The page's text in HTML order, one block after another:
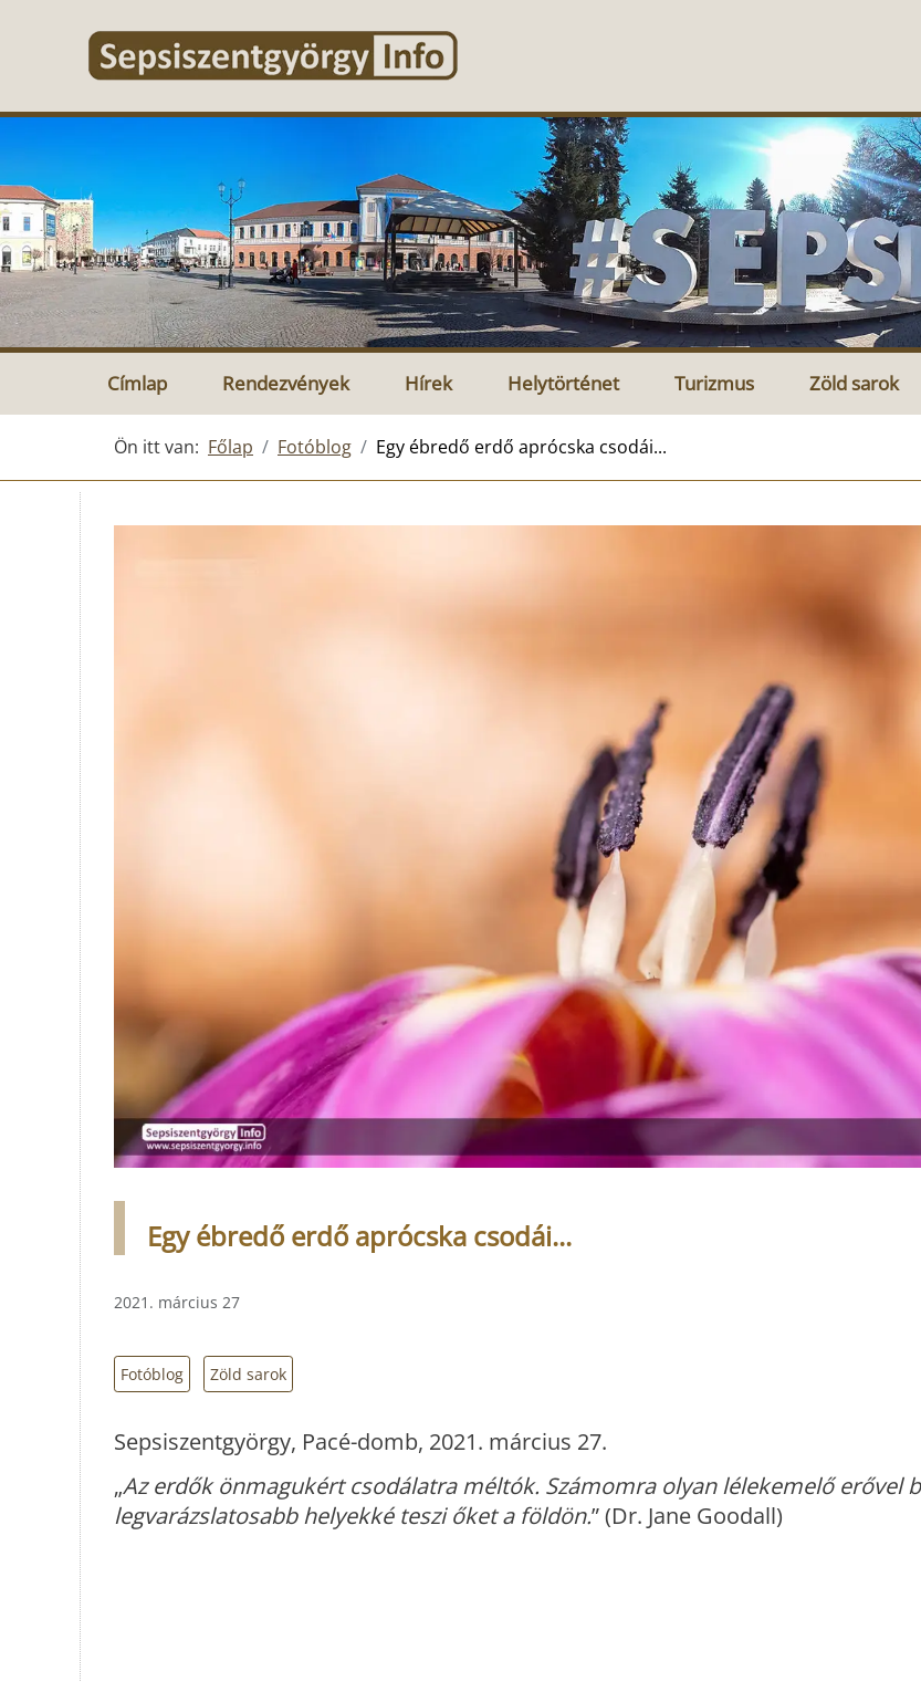
Címlap Rendezvények Hírek Helytörténet Turizmus Zöld sarok
Ön itt van: Főlap Fotóblog Egy ébredő erdő aprócska csodái...
Egy ébredő erdő aprócska csodái...
2021. március 27
Fotóblog Zöld sarok
Sepsiszentgyörgy, Pacé-domb, 2021. március 27.
„Az erdők önmagukért csodálatra méltók. Számomra olyan lélekemelő erővel
legvarázslatosabb helyekké teszi őket a földön.” (Dr. Jane Goodall)